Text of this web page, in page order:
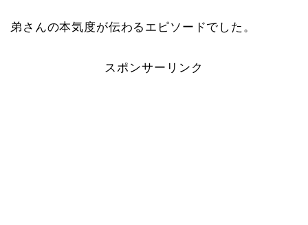
弟さんの本気度が伝わるエピソードでした。
スポンサーリンク